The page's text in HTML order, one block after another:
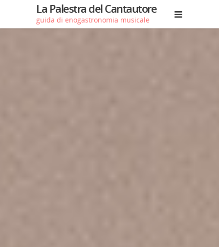
La Palestra del Cantautore
guida di enogastronomia musicale